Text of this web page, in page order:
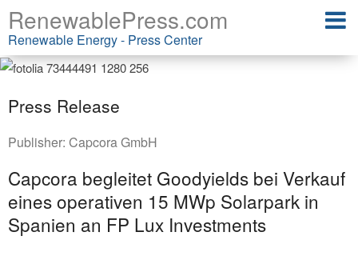
RenewablePress.com
Renewable Energy - Press Center
Press Release
Publisher: Capcora GmbH
Capcora begleitet Goodyields bei Verkauf
eines operativen 15 MWp Solarpark in
Spanien an FP Lux Investments